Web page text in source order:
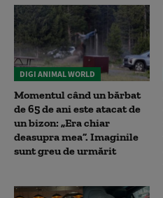
DIGI ANIMAL WORLD
Momentul când un bărbat
de 65 de ani este atacat de
un bizon: „Era chiar
deasupra mea”. Imaginile
sunt greu de urmărit